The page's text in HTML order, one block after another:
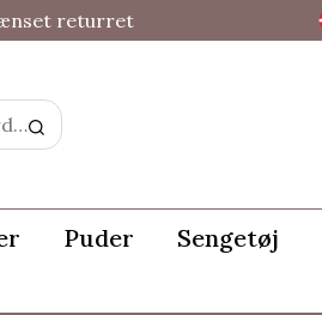
returret
Puder Sengetøj